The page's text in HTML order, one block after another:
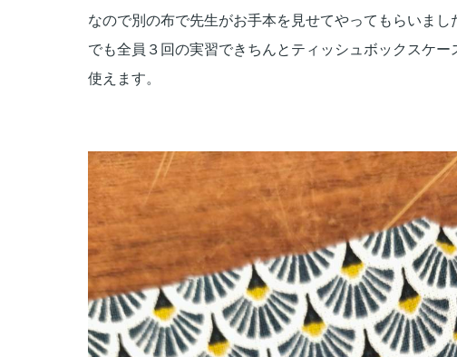
なので別の布で先生がお手本を見せてやってもらいまし
でも全員３回の実習できちんとティッシュボックスケー
使えます。